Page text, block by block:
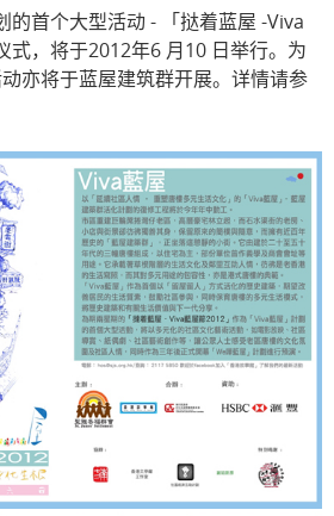
的首个大型活动 - 「挞着蓝屋 -Viva
式，将于2012年6 月10 日举行。为
亦将于蓝屋建筑群开展。详情请参